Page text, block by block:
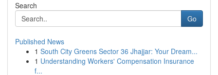
Search
Go
Published News
1 South City Greens Sector 36 Jhajjar: Your Dream...
1 Understanding Workers' Compensation Insurance
f...